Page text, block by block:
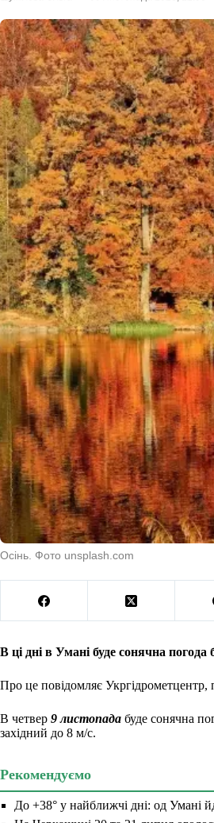
Осінь. Фото unsplash.com
В ці дні в Умані буде сонячна погода
Про це повідомляє Укргідрометцентр,
В четвер 9 листопада буде сонячна
західний до 8 м/с.
Рекомендуємо
До +38° у найближчі дні: од Умані